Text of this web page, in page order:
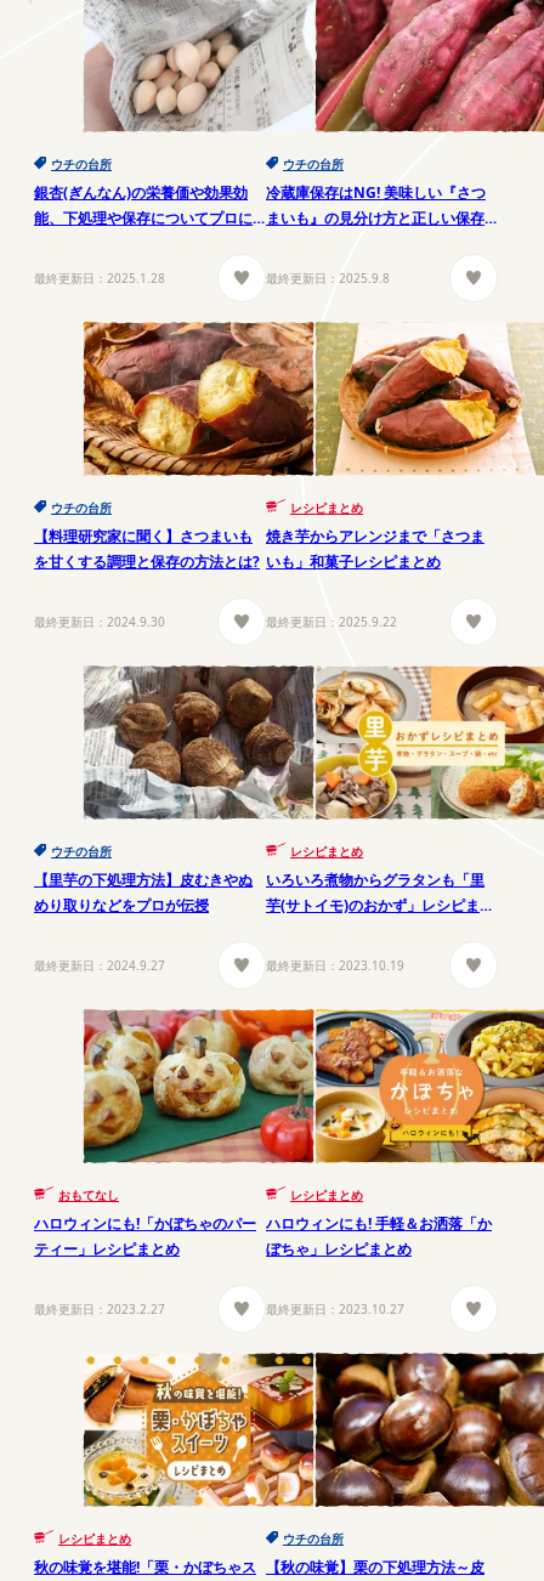
ウチの台所
銀杏(ぎんなん)の栄養価や効果効
能、下処理や保存についてプロに
最終更新日： 2025.1.28
ウチの台所
冷蔵庫保存はNG! 美味しい『さつ
まいも』の見分け方と正しい保存
最終更新日： 2025.9.8
ウチの台所
【料理研究家に聞く】さつまいも
を甘くする調理と保存の方法とは?
最終更新日： 2024.9.30
レシピまとめ
焼き芋からアレンジまで「さつま
いも」和菓子レシピまとめ
最終更新日： 2025.9.22
ウチの台所
【里芋の下処理方法】皮むきやぬ
めり取りなどをプロが伝授
最終更新日： 2024.9.27
レシピまとめ
いろいろ煮物からグラタンも「里
芋(サトイモ)のおかず」レシピまと
最終更新日： 2023.10.19
おもてなし
ハロウィンにも!「かぼちゃのパー
ティー」レシピまとめ
最終更新日： 2023.2.27
レシピまとめ
ハロウィンにも! 手軽＆お洒落「か
ぼちゃ」レシピまとめ
最終更新日： 2023.10.27
レシピまとめ
秋の味覚を堪能!「栗・かぼちゃス
ウチの台所
【秋の味覚】栗の下処理方法～皮